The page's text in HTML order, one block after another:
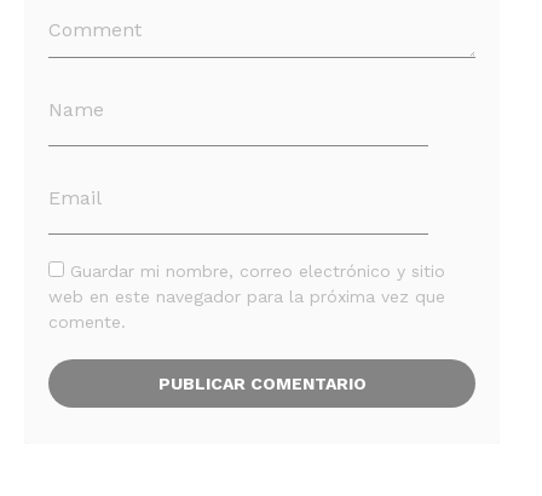
Guardar mi nombre, correo electrónico y sitio
web en este navegador para la próxima vez que
comente.